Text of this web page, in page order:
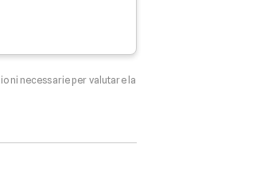
necessarie per valutare la